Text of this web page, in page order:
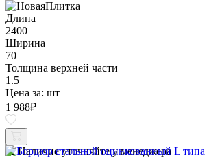
Длина
2400
Ширина
70
Толщина верхней части
1.5
Цена за: шт
1 988₽
Наличие уточняйте у менеджера